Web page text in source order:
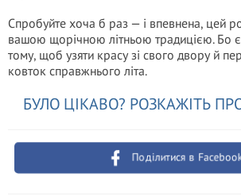
Спробуйте хоча б раз — і впевнена, цей
вашою щорічною літньою традицією. Бо
тому, щоб узяти красу зі свого двору й
ковток справжнього літа.
БУЛО ЦІКАВО? РОЗКАЖІТЬ
Поділитися в